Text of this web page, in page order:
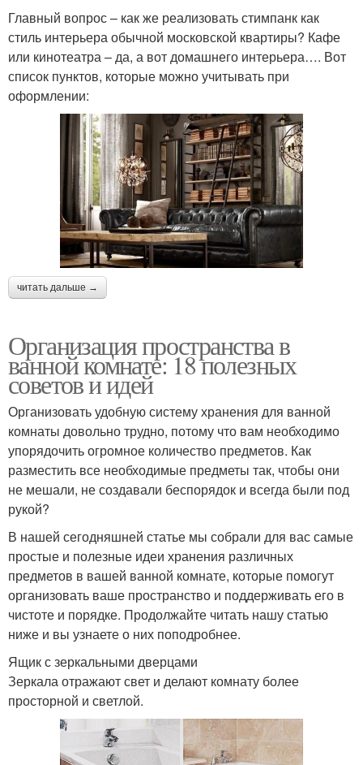
Главный вопрос – как же реализовать стимпанк как
стиль интерьера обычной московской квартиры? Кафе
или кинотеатра – да, а вот домашнего интерьера…. Вот
список пунктов, которые можно учитывать при
оформлении:
читать дальше →
Организация пространства в
ванной комнате: 18 полезных
советов и идей
Организовать удобную систему хранения для ванной
комнаты довольно трудно, потому что вам необходимо
упорядочить огромное количество предметов. Как
разместить все необходимые предметы так, чтобы они
не мешали, не создавали беспорядок и всегда были под
рукой?
В нашей сегодняшней статье мы собрали для вас самые
простые и полезные идеи хранения различных
предметов в вашей ванной комнате, которые помогут
организовать ваше пространство и поддерживать его в
чистоте и порядке. Продолжайте читать нашу статью
ниже и вы узнаете о них поподробнее.
Ящик с зеркальными дверцами
Зеркала отражают свет и делают комнату более
просторной и светлой.